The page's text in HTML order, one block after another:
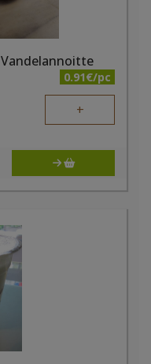
0.91€/pc
+